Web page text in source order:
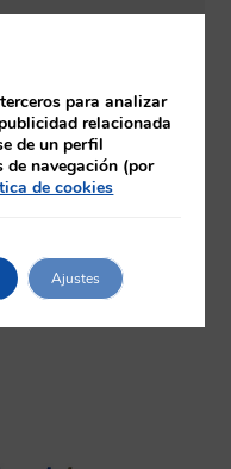
Área de
para analizar
relacionada
de un perfil
navegación (por
de cookies
Ajustes